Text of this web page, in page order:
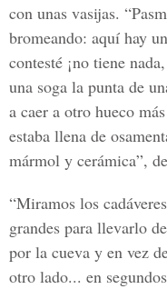
con unas vasijas.
bromeando: aquí hay
contesté ¡no tiene
una soga la punta de
a caer a otro hueco
estaba llena de
mármol y cerámica”,
“Miramos los
grandes para llevarlo
por la cueva y en vez
otro lado... en